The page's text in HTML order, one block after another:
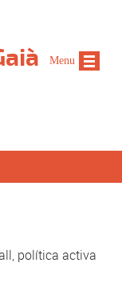
política activa
Menu